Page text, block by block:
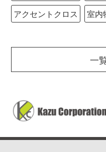
アクセントクロス
室内
一